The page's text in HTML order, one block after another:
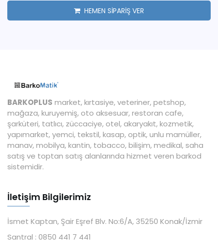
HEMEN SİPARİŞ VER
BARKOPLUS market, kırtasiye, veteriner, petshop,
mağaza, kuruyemiş, oto aksesuar, restoran cafe,
şarküteri, tatlıcı, züccaciye, otel, akaryakıt, kozmetik,
yapımarket, yemci, tekstil, kasap, optik, unlu mamüller,
manav, mobilya, kantin, tobacco, bilişim, medikal, saha
satış ve toptan satış alanlarında hizmet veren barkod
sistemidir.
İletişim Bilgilerimiz
İsmet Kaptan, Şair Eşref Blv. No:6/A, 35250 Konak/İzmir
Santral : 0850 441 7 441